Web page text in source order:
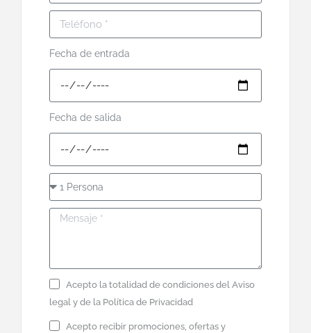
Fecha de entrada
Fecha de salida
Acepto la totalidad de condiciones del Aviso
legal y de la Política de Privacidad
Acepto recibir promociones, ofertas y